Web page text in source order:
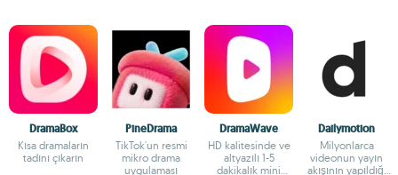
DramaBox
Kısa dramaların
tadını çıkarın
PineDrama
TikTok'un resmi
mikro drama
uygulaması
DramaWave
HD kalitesinde ve
altyazılı 1-5
dakikalık mini
Dailymotion
Milyonlarca
videonun yayın
akışının yapıldığı